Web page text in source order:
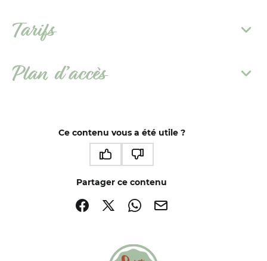
Tarifs
Plan d’accès
Ce contenu vous a été utile ?
Partager ce contenu
Partager sur Facebook (nouvelle fenêtre)
Partager sur X / Twitter (nouvelle fenêtre)
Partager sur WhatsApp
Partager par mail